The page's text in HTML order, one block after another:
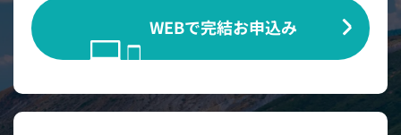
WEBで完結お申込み